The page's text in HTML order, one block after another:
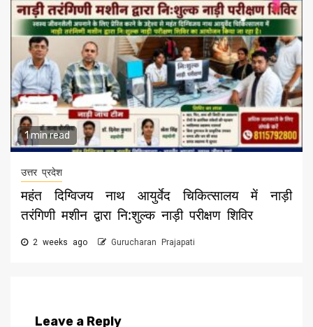
1 min read
उत्तर प्रदेश
महंत दिग्विजय नाथ आयुर्वेद चिकित्सालय में नाड़ी
तरंगिणी मशीन द्वारा नि:शुल्क नाड़ी परीक्षण शिविर
2 weeks ago Gurucharan Prajapati
Leave a Reply